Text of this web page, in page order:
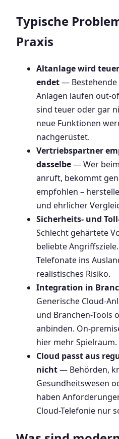
Typische
Praxis
Altanlage wird
endet— Bestehende
Anlagen laufen out-
sind teuer oder gar
neue Funktionen
nachgerüstet.
Vertriebspartner
dasselbe— Wer
anruft, bekommt
empfohlen –
und ehrlicher
Sicherheits- und
Schlecht gehärtete
beliebte
Telefonate ins
realistisches Risiko.
Integration in
Generische Cloud-
und Branchen-Tools
anbinden. On-
hier mehr Spielraum.
Cloud passt aus
nicht— Behörden,
Gesundheitswesen
haben
Cloud-Telefonie nur